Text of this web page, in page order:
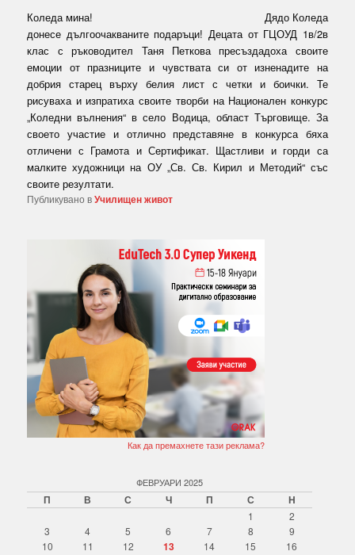
Коледа мина! Дядо Коледа
донесе дългоочакваните подаръци! Децата от ГЦОУД 1в/2в
клас с ръководител Таня Петкова пресъздадоха своите
емоции от празниците и чувствата си от изненадите на
добрия старец върху белия лист с четки и боички. Те
рисуваха и изпратиха своите творби на Национален конкурс
„Коледни вълнения“ в село Водица, област Търговище. За
своето участие и отлично представяне в конкурса бяха
отличени с Грамота и Сертификат. Щастливи и горди са
малките художници на ОУ „Св. Св. Кирил и Методий“ със
своите резултати.
Публикувано вУчилищен живот
Как да премахнете тази реклама?
ФЕВРУАРИ 2025
П В С Ч П С Н
1
2
3
4 5 6 7 8
9
10
11 12 13 14 15 16